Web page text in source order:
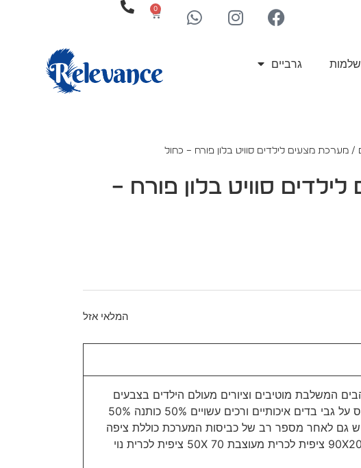
המוצרים מתחדשים לעיתים קרובות
0
גרביים
/ מערכת מצעים לילדים סוויט בלון פורח – כחול
סוויט בלון פורח –
המלאי אזל
המשלבת מוטיבים וציורים מעולם הילדים בצבעים
מרהיבים עיצוב הסט מודפס על גבי בדים איכותיים ורכים עשויים 50% כותנה 50%
גם לאחר מספר רב של כביסות המערכת כוללת ציפה
לשמיכה 150X200 סדין 90X200 ציפית לכרית מעוצבת 50X 70 ציפית לכרית נוי